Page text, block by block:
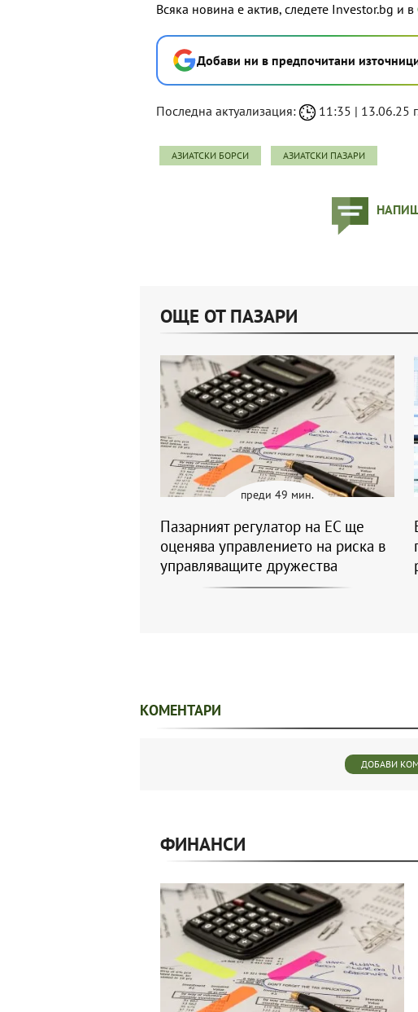
Всяка новина е актив, следете Investor.bg и в
Добави ни в предпочитани
Последна актуализация: 11:35 | 13.06.25
АЗИАТСКИ БОРСИ АЗИАТСКИ ПАЗАРИ
ОЩЕ ОТ ПАЗАРИ
преди 49 мин.
Пазарният регулатор на ЕС ще
оценява управлението на риска в
управляващите дружества
КОМЕНТАРИ
ДОБАВИ
ФИНАНСИ